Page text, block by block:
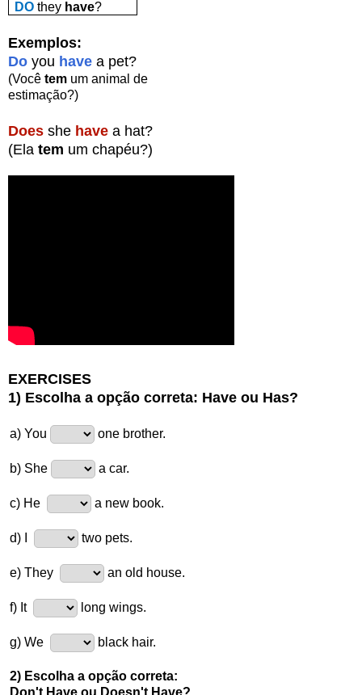
DO they have?
Exemplos:
Do you have a pet?
(Você tem um animal de
estimação?)
Does she have a hat?
(Ela tem um chapéu?)
EXERCISES
1) Escolha a opção correta: Have ou Has?
a) You one brother.
b) She a car.
c) He a new book.
d) I two pets.
e) They an old house.
f) It long wings.
g) We black hair.
2) Escolha a opção correta:
Don't Have ou Doesn't Have?